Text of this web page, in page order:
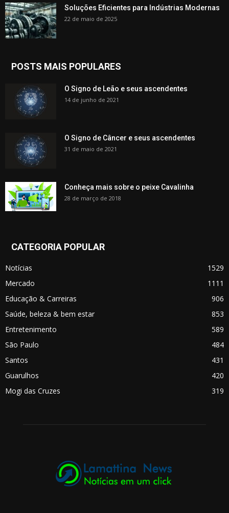
Soluções Eficientes para Indústrias Modernas
22 de maio de 2025
POSTS MAIS POPULARES
O Signo de Leão e seus ascendentes
14 de junho de 2021
O Signo de Câncer e seus ascendentes
31 de maio de 2021
Conheça mais sobre o peixe Cavalinha
28 de março de 2018
CATEGORIA POPULAR
Notícias
1529
Mercado
1111
Educação & Carreiras
906
Saúde, beleza & bem estar
853
Entretenimento
589
São Paulo
484
Santos
431
Guarulhos
420
Mogi das Cruzes
319